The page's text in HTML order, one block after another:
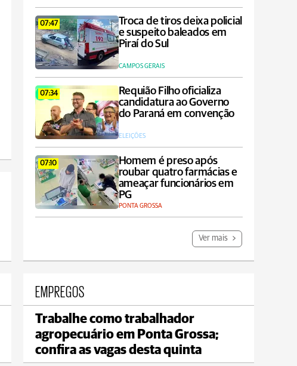
07:47
Troca de tiros deixa policial
e suspeito baleados em
Piraí do Sul
CAMPOS GERAIS
07:34
Requião Filho oficializa
candidatura ao Governo
do Paraná em convenção
ELEIÇÕES
07:10
Homem é preso após
roubar quatro farmácias e
ameaçar funcionários em
PG
PONTA GROSSA
Ver mais
Carambeí
max 21°C min 18°C
EMPREGOS
Trabalhe como trabalhador
agropecuário em Ponta Grossa;
confira as vagas desta quinta